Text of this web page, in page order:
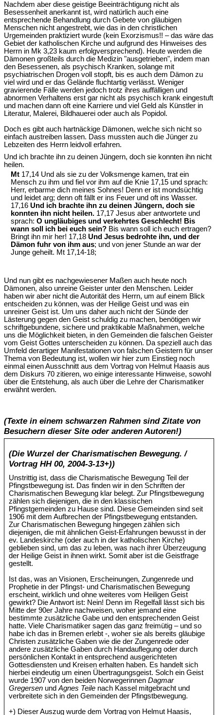
Nachdem aber diese geistige Beeinträchtigung nicht als
Besessenheit anerkannt ist, wird natürlich auch eine
entsprechende Behandlung durch Gebete von gläubigen
Menschen nicht angestrebt, wie das in den christlichen
Urgemeinden praktiziert wurde (kein Exorzismus!! – das wäre das
Gebiet der katholischen Kirche und aufgrund des Hinweises des
Herrn in Mk 3,23 kaum erfolgversprechend). Heute werden die
Dämonen großteils durch die Medizin "ausgetrieben", indem man
den Besessenen, als psychisch Kranken, solange mit
psychiatrischen Drogen voll stopft, bis es auch dem Dämon zu
viel wird und er das Gelände fluchtartig verlässt. Weniger
gravierende Fälle werden jedoch trotz ihres auffälligen und
abnormen Verhaltens erst gar nicht als psychisch krank eingestuft
und machen dann oft eine Karriere und viel Geld als Künstler in
Literatur, Malerei, Bildhauerei oder auch als Popidol.
Doch es gibt auch hartnäckige Dämonen, welche sich nicht so
einfach austreiben lassen. Dass mussten auch die Jünger zu
Lebzeiten des Herrn leidvoll erfahren.
Und ich brachte ihn zu deinen Jüngern, doch sie konnten ihn nicht
heilen.
Mt 17,14 Und als sie zu der Volksmenge kamen, trat ein
Mensch zu ihm und fiel vor ihm auf die Knie 17,15 und sprach:
Herr, erbarme dich meines Sohnes! Denn er ist mondsüchtig
und leidet arg; denn oft fällt er ins Feuer und oft ins Wasser.
17,16 Und ich brachte ihn zu deinen Jüngern, doch sie
konnten ihn nicht heilen. 17,17 Jesus aber antwortete und
sprach: O ungläubiges und verkehrtes Geschlecht! Bis
wann soll ich bei euch sein? Bis wann soll ich euch ertragen?
Bringt ihn mir her! 17,18 Und Jesus bedrohte ihn, und der
Dämon fuhr von ihm aus; und von jener Stunde an war der
Junge geheilt. Mt 17,14-18;
Und nun gibt es nachgewiesener Maßen auch heute noch
Dämonen, also unreine Geister unter den Menschen. Leider
haben wir aber nicht die Autorität des Herrn, um auf einem Blick
entscheiden zu können, was der Heilige Geist und was ein
unreiner Geist ist. Um uns daher auch nicht der Sünde der
Lästerung gegen den Geist schuldig zu machen, benötigen wir
schriftgebundene, sichere und praktikable Maßnahmen, welche
uns die Möglichkeit bieten, in den Gemeinden die falschen Geister
vom Geist Gottes unterscheiden zu können. Da speziell auch das
Umfeld derartiger Manifestationen von falschen Geistern für unser
Thema von Bedeutung ist, wollen wir hier zum Einstieg noch
einmal einen Ausschnitt aus dem Vortrag von Helmut Haasis aus
dem Diskurs 70 zitieren, wo einige interessante Hinweise, sowohl
über die Entstehung, als auch über die Lehre der Charismatiker
erwähnt werden.
(Texte in einem schwarzen Rahmen sind Zitate von
Besuchern dieser Site oder anderen Autoren!)
(Die Wurzel der Charismatischen Bewegung. /
Vortrag HH 00, 2004-3-13+))
Unstrittig ist, dass die Charismatische Bewegung Teil der
Pfingstbewegung ist. Das finden wir in den Schriften der
Charismatischen Bewegung klar belegt. Zur Pfingstbewegung
zählen sich diejenigen, die in den klassischen
Pfingstgemeinden zu Hause sind. Diese Gemeinden sind seit
1906 mit dem Aufbrechen der Pfingstbewegung entstanden.
Zur Charismatischen Bewegung hingegen zählen sich
diejenigen, die mit ähnlichen Geist-Erfahrungen bewusst in der
ev. Landeskirche (oder auch in der katholischen Kirche)
geblieben sind, um das zu leben, was nach ihrer Überzeugung
der Heilige Geist in ihnen wirkt. Somit aber ist die Geistfrage
gestellt.
Ist das, was an Visionen, Erscheinungen, Zungenrede und
Prophetie in der Pfingst- und Charismatischen Bewegung
erscheint, wirklich und ohne weiteres vom Heiligen Geist
gewirkt? Die Antwort ist: Nein! Denn im Regelfall lässt sich bis
Mitte der 90er Jahre nachweisen, woher jemand eine
bestimmte zusätzliche Gabe und den entsprechenden Geist
hatte. Viele Charismatiker sagen das ganz freimütig – und so
habe ich das in Bremen erlebt -, woher sie als bereits gläubige
Christen zusätzliche Gaben wie die der Zungenrede oder
andere zusätzliche Gaben durch Handauflegung oder durch
persönlichen Kontakt in entsprechend ausgerichteten
Gottesdiensten und Kreisen erhalten haben. Es handelt sich
hierbei eindeutig um einen Übertragungsgeist. Solch ein Geist
wurde 1907 von den beiden NorwegerinnenDagmar
Gregersen undAgnes Teile nach Kassel mitgebracht und
verbreitete sich in den Gemeinden der Pfingstbewegung.
+) Dieser Auszug wurde dem Vortrag von Helmut Haasis,